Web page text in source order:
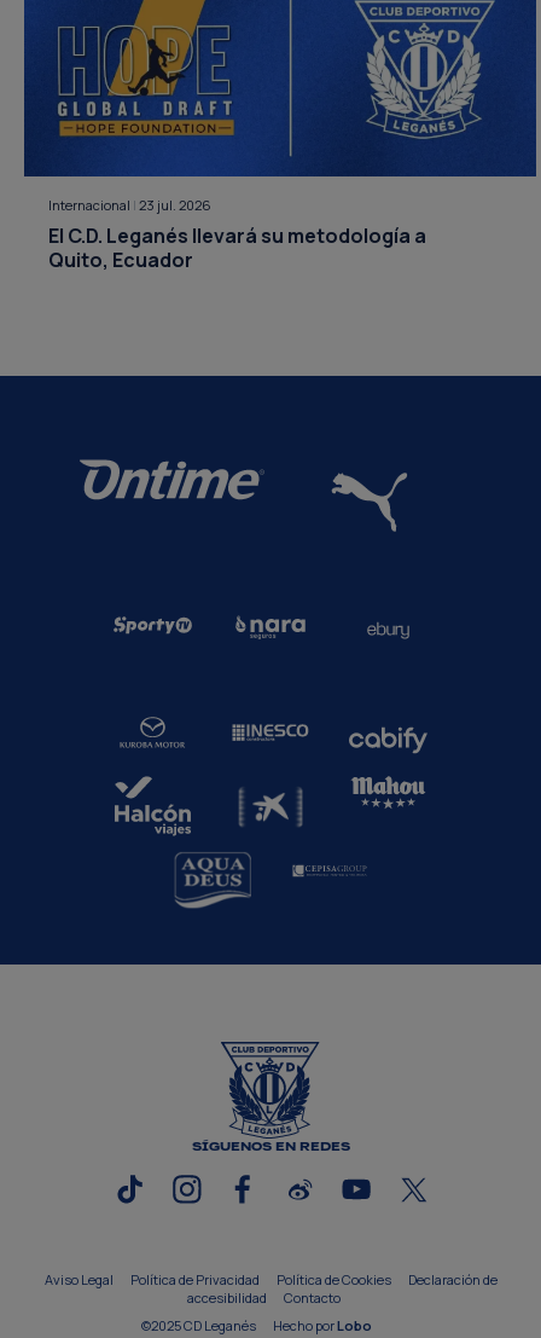
Internacional | 23 jul. 2026
El C.D. Leganés llevará su metodología a
Quito, Ecuador
SÍGUENOS EN REDES
Aviso Legal Política de Privacidad Política de Cookies
Declaración de
accesibilidad
Contacto
©2025 CD Leganés
Hecho porLobo